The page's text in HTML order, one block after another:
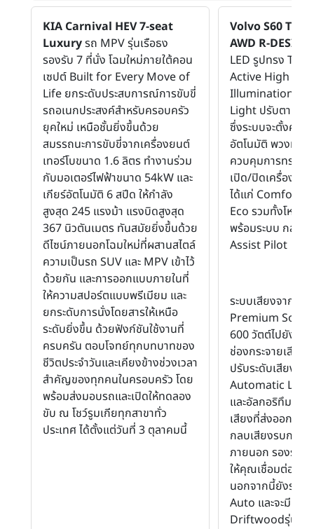
KIA Carnival HEV 7-seat
Luxuryรถ MPV รุ่นเรือธง
รองรับ 7 ที่นั่ง โฉมใหม่ภายใต้คอน
เซปต์ Built for Every Move of
Life ยกระดับประสบการณ์การขับขี่
รถอเนกประสงค์สำหรับครอบครัว
ยุคใหม่ เหนือชั้นยิ่งขึ้นด้วย
สมรรถนะการขับขี่จากเครื่องยนต์
เทอร์โบขนาด 1.6 ลิตร ทำงานร่วม
กับมอเตอร์ไฟฟ้าขนาด 54kW และ
เกียร์อัตโนมัติ 6 สปีด ให้กำลัง
สูงสุด 245 แรงม้า แรงบิดสูงสุด
367 นิวตันเมตร ทันสมัยยิ่งขึ้นด้วย
ดีไซน์ภายนอกโฉมใหม่ที่ผสานสไตล์
ความเป็นรถ SUV และ MPV เข้าไว้
ด้วยกัน และการออกแบบภายในที่
ให้ความสปอร์ตแบบพรีเมียม และ
ยกระดับการนั่งโดยสารให้เหนือ
ระดับยิ่งขึ้น ด้วยฟังก์ชันใช้งานที่
ครบครัน ตอบโจทย์ทุกบทบาทของ
ชีวิตประจำวันและเคียงข้างช่วงเวลา
สำคัญของทุกคนในครอบครัว โดย
พร้อมส่งมอบรถและเปิดให้ทดลอง
ขับ ณ โชว์รูมเกียทุกสาขาทั่ว
ประเทศ ได้ตั้งแต่วันที่ 3 ตุลาคมนี้
Volvo S60 T8
AWD R-
LED รูปทรง T-
Active High
Illumination
Light ปรับตามบุ
ซึ่งระบบจะตั้งค่าเ
อัตโนมัติ พวงมาลั
ควบคุมการทรงตั
เปิด/ปิดเครื่องยน
ได้แก่ Comfort,
Eco รวมทั้งโหม
พร้อมระบบ กล้อง
Assist Pilot
ระบบเสียงจาก
Premium
600 วัตต์ไปยังลำ
ช่องกระจายเสียง
ปรับระดับเสียงอัต
Automatic
และอัลกอริทึมพิเศ
เสียงที่ส่งออกมาเ
กลบเสียงรบกวน
ภายนอก รองรับ
ให้คุณเชื่อมต่อกับ
นอกจากนี้ยังรอง
Auto และจะมีกา
Driftwoodรุ่น